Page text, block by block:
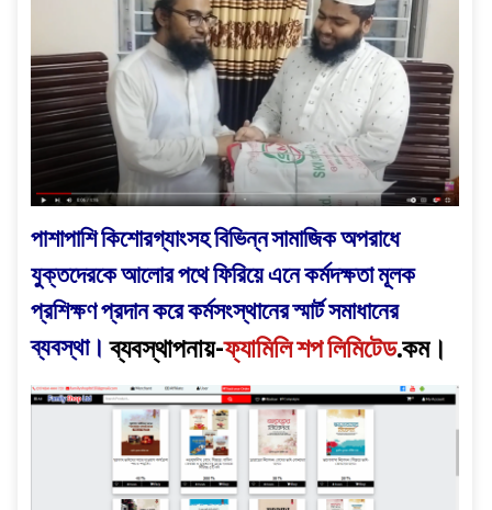
পাশাপাশি কিশোরগ্যাংসহ বিভিন্নসামাজিক অপরাধে
যুক্তদেরকে আলোর পথে ফিরিয়ে এনে কর্মদক্ষতা মূলক
প্রশিক্ষণ প্রদান করে কর্মসংস্থানের স্মার্ট সমাধানের
ব্যবস্থা। ব্যবস্থাপনায়-ফ্যামিলি শপ লিমিটেড.কম।